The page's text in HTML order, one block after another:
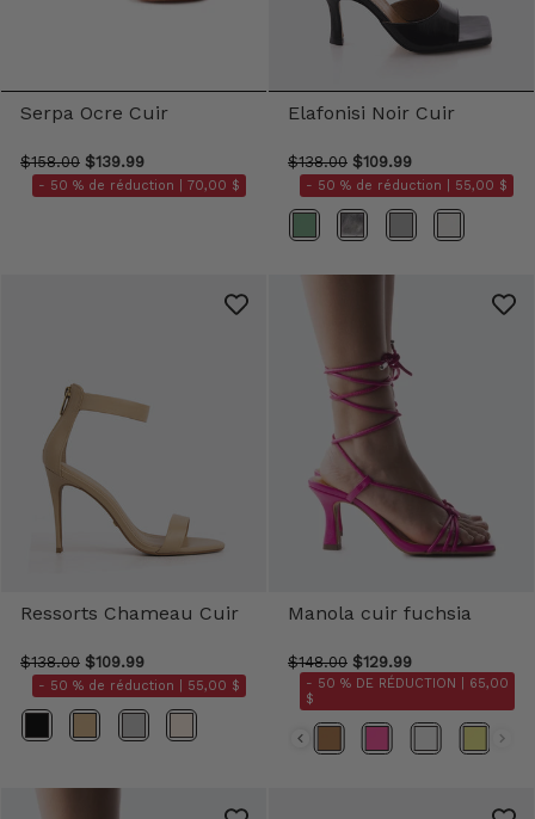
Serpa Ocre Cuir
$158.00 $139.99
- 50 % de réduction | 70,00 $
Elafonisi Noir Cuir
$138.00 $109.99
- 50 % de réduction | 55,00 $
Couleurs
Ressorts Chameau Cuir
$138.00 $109.99
- 50 % de réduction | 55,00 $
Couleur
Manola cuir fuchsia
$148.00 $129.99
- 50 % DE RÉDUCTION |
65,00
$
Couleurs